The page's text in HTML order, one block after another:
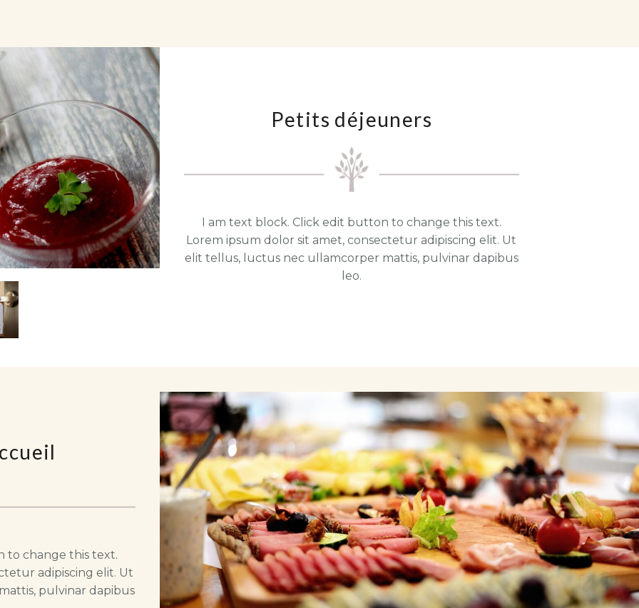
Petits déjeuners
I am text block. Click edit button to change this text.
Lorem ipsum dolor sit amet, consectetur adipiscing elit. Ut
elit tellus, luctus nec ullamcorper mattis, pulvinar dapibus
leo.
to change this text.
adipiscing elit. Ut
pulvinar dapibus